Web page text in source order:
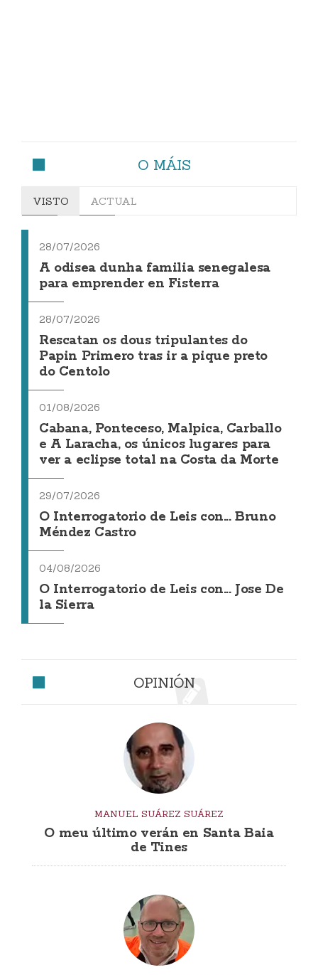
O MÁIS
VISTO ACTUAL
28/07/2026
A odisea dunha familia senegalesa
para emprender en Fisterra
28/07/2026
Rescatan os dous tripulantes do
Papin Primero tras ir a pique preto
do Centolo
01/08/2026
Cabana, Ponteceso, Malpica, Carballo
e A Laracha, os únicos lugares para
ver a eclipse total na Costa da Morte
29/07/2026
O Interrogatorio de Leis con... Bruno
Méndez Castro
04/08/2026
O Interrogatorio de Leis con... Jose De
la Sierra
OPINIÓN
MANUEL SUÁREZ SUÁREZ
O meu último verán en Santa Baia
de Tines